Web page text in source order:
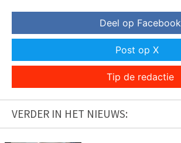
Deel op Facebook
Post op X
Tip de redactie
VERDER IN HET NIEUWS: